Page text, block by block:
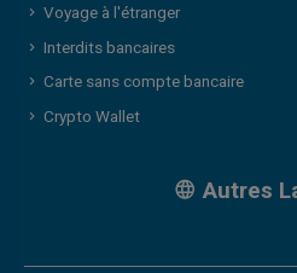
Voyage à l'étranger
Interdits bancaires
Carte sans compte bancaire
Crypto Wallet
Autres